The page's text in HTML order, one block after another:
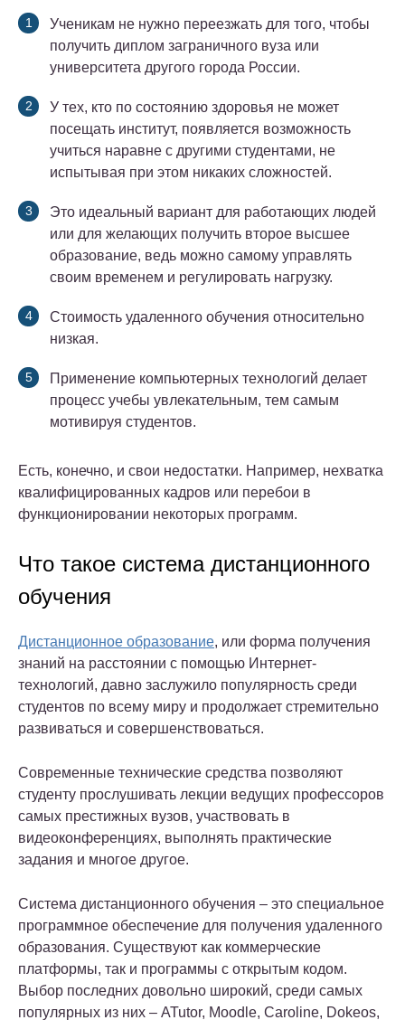
Ученикам не нужно переезжать для того, чтобы
получить диплом заграничного вуза или
университета другого города России.
У тех, кто по состоянию здоровья не может
посещать институт, появляется возможность
учиться наравне с другими студентами, не
испытывая при этом никаких сложностей.
Это идеальный вариант для работающих людей
или для желающих получить второе высшее
образование, ведь можно самому управлять
своим временем и регулировать нагрузку.
Стоимость удаленного обучения относительно
низкая.
Применение компьютерных технологий делает
процесс учебы увлекательным, тем самым
мотивируя студентов.
Есть, конечно, и свои недостатки. Например, нехватка
квалифицированных кадров или перебои в
функционировании некоторых программ.
Что такое система дистанционного
обучения
Дистанционное образование, или форма получения
знаний на расстоянии с помощью Интернет-
технологий, давно заслужило популярность среди
студентов по всему миру и продолжает стремительно
развиваться и совершенствоваться.
Современные технические средства позволяют
студенту прослушивать лекции ведущих профессоров
самых престижных вузов, участвовать в
видеоконференциях, выполнять практические
задания и многое другое.
Система дистанционного обучения – это специальное
программное обеспечение для получения удаленного
образования. Существуют как коммерческие
платформы, так и программы с открытым кодом.
Выбор последних довольно широкий, среди самых
популярных из них – ATutor, Moodle, Caroline, Dokeos,